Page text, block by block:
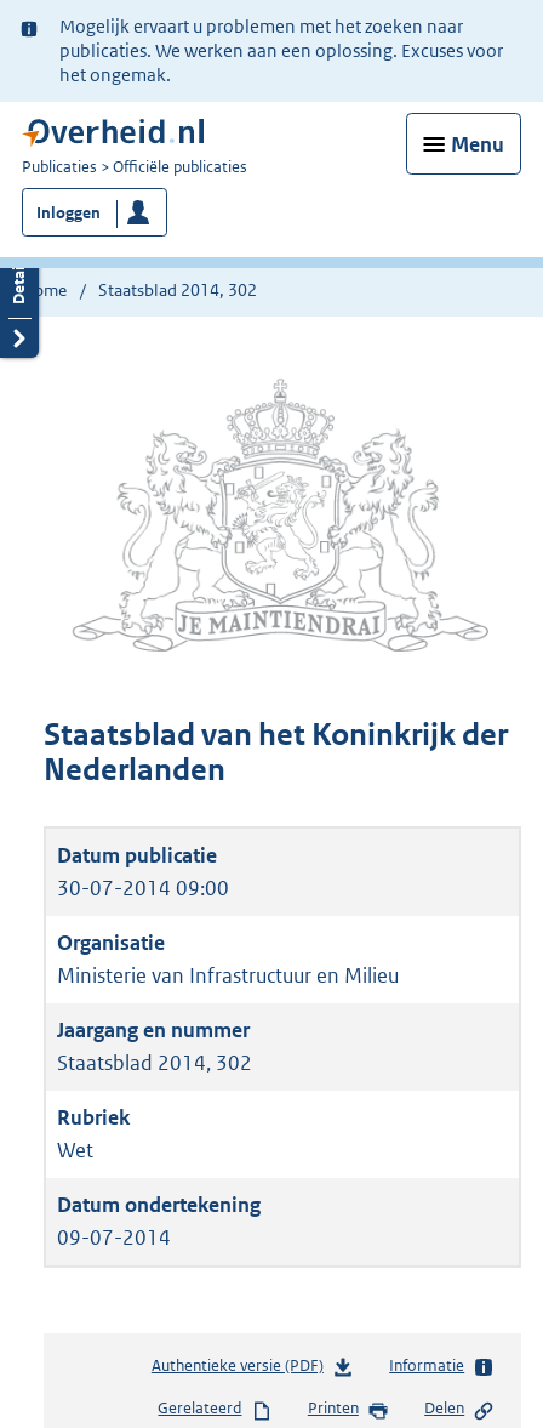
Ter
informatie:
Mogelijk ervaart u problemen met het zoeken naar
publicaties. We werken aan een oplossing. Excuses voor
het ongemak.
Menu
U
bent
nu
hier:
Publicaties Officiële publicaties
Inloggen
Home Staatsblad 2014, 302
Staatsblad van het Koninkrijk der
Nederlanden
30-07-2014 09:00
Ministerie van Infrastructuur en Milieu
Staatsblad 2014, 302
Wet
09-07-2014
Authentieke versie (PDF)b
s
Informatie
Gerelateerd Printen Delen